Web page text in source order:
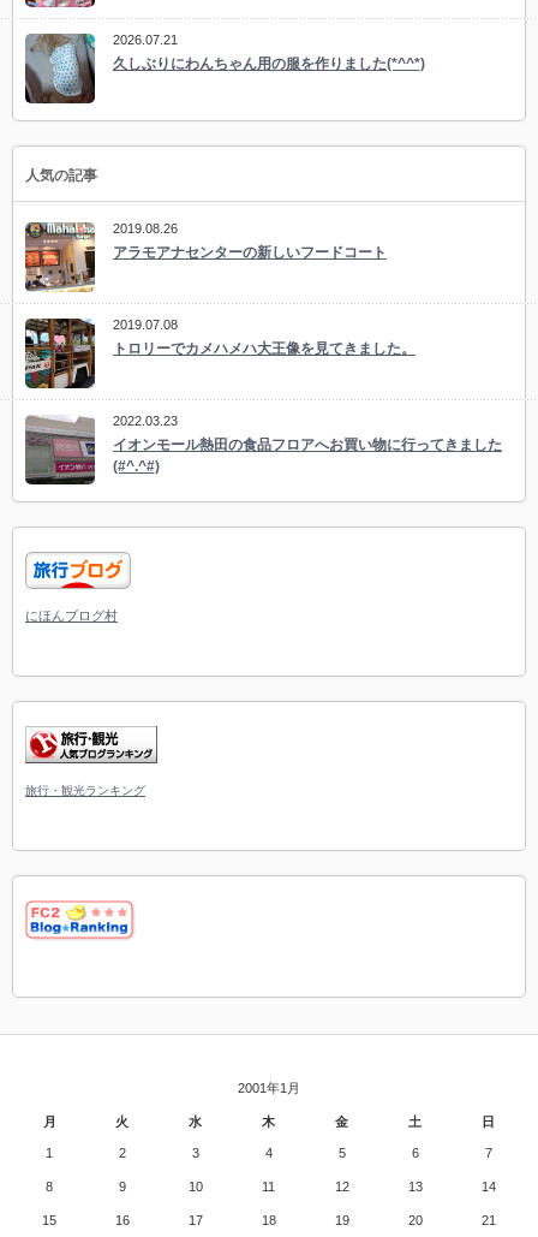
2026.07.21
久しぶりにわんちゃん用の服を作りました(*^^*)
人気の記事
2019.08.26
アラモアナセンターの新しいフードコート
2019.07.08
トロリーでカメハメハ大王像を見てきました。
2022.03.23
イオンモール熱田の食品フロアへお買い物に行ってきました
(#^.^#)
にほんブログ村
旅行・観光ランキング
2001年1月
月 火 水 木 金 土 日
1 2 3 4 5 6 7
8 9 10 11 12 13 14
15 16 17 18 19 20 21